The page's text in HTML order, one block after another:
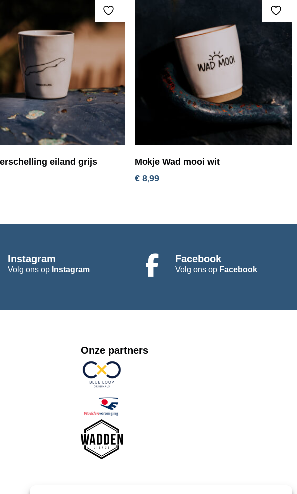
eiland grijs
Mokje Wad mooi wit
€ 8,99
Instagram
Volg ons op Instagram
Facebook
Volg ons op Facebook
Onze partners